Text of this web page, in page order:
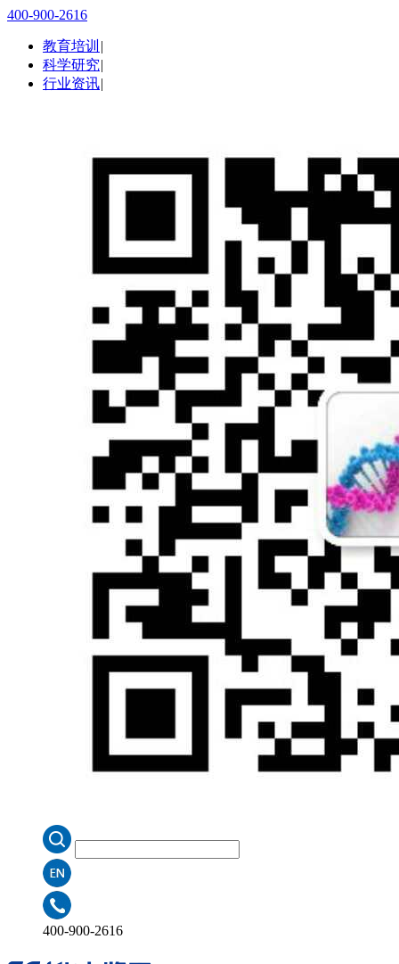
400-900-2616
教育培训 |
科学研究|
行业资讯|
400-900-2616